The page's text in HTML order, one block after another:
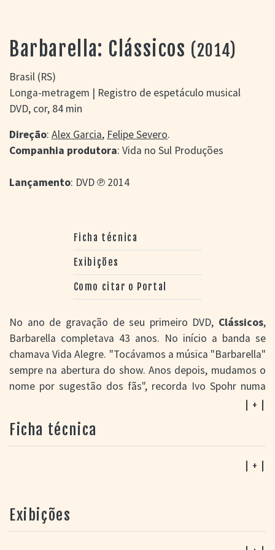
PORTAL DO
CINEMA GAÚCHO
> BUSCA AVANÇADA
> LISTA DE FILMES
> FILMOGRAFIAS DE
> DISCOGRAFIAS
> BIBLIOGRAFIAS
LOCALIZAÇÃO
Barbarella: Clássicos (2014)
Brasil (RS)
Longa-metragem | Registro de espetáculo musical
DVD, cor, 84 min
Direção: Alex Garcia, Felipe Severo.
Companhia produtora: Vida no Sul Produções
Lançamento: DVD ℗ 2014
Ficha técnica
Exibições
Como citar o Portal
No ano de gravação de seu primeiro DVD, Clássicos,
Barbarella completava 43 anos. No início a banda se
chamava Vida Alegre. "Tocávamos a música "Barbarella"
sempre na abertura do show. Anos depois, mudamos o
nome por sugestão dos fãs", recorda Ivo Spohr numa
Barbarella
(Roger Vadim, 1968, FR-IT), estrelado por Jane Fonda,
de muito sucesso e que virou um filme de culto. A
proposta era de envolver o público jovem. O primeiro
show ocorre em 1º de janeiro de 1970 no salão
1984 (Venha dançar
sonhar...(1989) tem o apoio da RBS TV; com uma mídia
maciça em todo o sul do Brasil, várias canções se
| + |
Ficha técnica
| + |
Exibições